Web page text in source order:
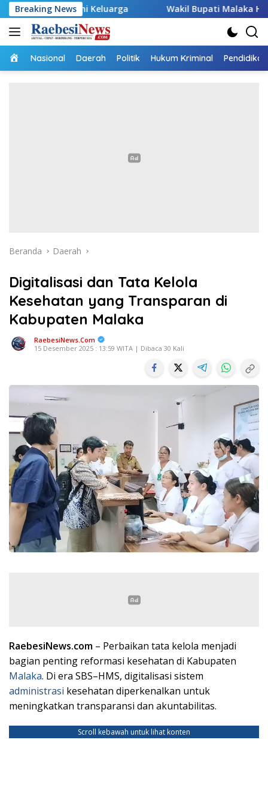
Langsung
ke
konten
Breaking News
Keluarga Wakil Bupati Malaka HMS Tinjau
Home
Nasional Daerah Politik Hukum Kriminal Pendidikan
Beranda Daerah
Digitalisasi dan Tata Kelola
Kesehatan yang Transparan di
Kabupaten Malaka
RaebesiNews.Com
15 Desember 2025 : 13:59 WITA | Dibaca 30 Kali
RaebesiNews.com – Perbaikan tata kelola menjadi
bagian penting reformasi kesehatan di Kabupaten
Malaka. Di era SBS–HMS, digitalisasi sistem
administrasi kesehatan diperkenalkan untuk
meningkatkan transparansi dan akuntabilitas.
Scroll kebawah untuk lihat konten